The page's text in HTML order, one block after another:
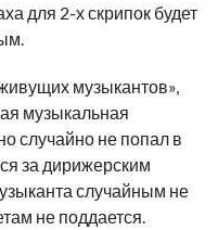
для 2-х скрипок будет
музыкантов»,
музыкальная
случайно не попал в
за дирижерским
случайным не
не поддается.